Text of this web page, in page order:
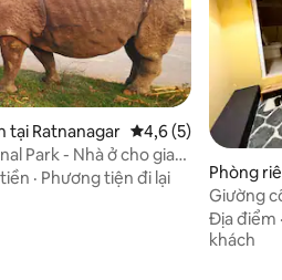
tại Ratnanagar Xếp hạng trung
4,6 (5)
Park - Nhà ở cho gia
· Phương tiện đi lại Phòng
Giường
sân bay
Địa điểm ·
khách